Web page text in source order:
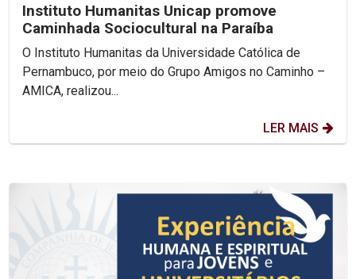
Instituto Humanitas Unicap promove
Caminhada Sociocultural na Paraíba
O Instituto Humanitas da Universidade Católica de
Pernambuco, por meio do Grupo Amigos no Caminho –
AMICA, realizou...
LER MAIS